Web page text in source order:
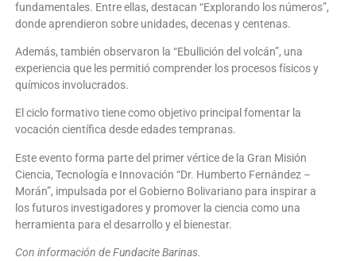
fundamentales. Entre ellas, destacan “Explorando los números”,
donde aprendieron sobre unidades, decenas y centenas.
Además, también observaron la “Ebullición del volcán”, una
experiencia que les permitió comprender los procesos físicos y
químicos involucrados.
El ciclo formativo tiene como objetivo principal fomentar la
vocación científica desde edades tempranas.
Este evento forma parte del primer vértice de la Gran Misión
Ciencia, Tecnología e Innovación “Dr. Humberto Fernández –
Morán”, impulsada por el Gobierno Bolivariano para inspirar a
los futuros investigadores y promover la ciencia como una
herramienta para el desarrollo y el bienestar.
Con información de Fundacite Barinas.